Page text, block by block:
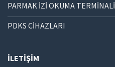
PARMAK İZİ OKUMA TERMİNALİ
PDKS CİHAZLARI
İLETIŞIM